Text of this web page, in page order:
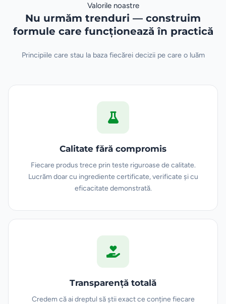
Valorile noastre
Nu urmăm trenduri — construim
formule care funcționează în practică
Principiile care stau la baza fiecărei decizii pe care o luăm
Calitate fără compromis
Fiecare produs trece prin teste riguroase de calitate.
Lucrăm doar cu ingrediente certificate, verificate și cu
eficacitate demonstrată.
Transparență totală
Credem că ai dreptul să știi exact ce conține fiecare